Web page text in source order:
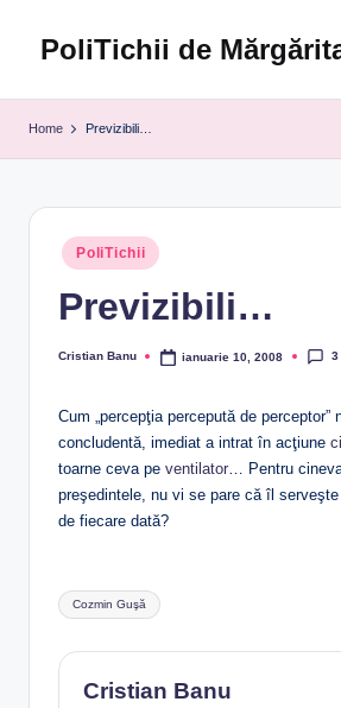
PoliTichii de
Home Previzibili…
Posted
in
PoliTichii
Previzibili…
Posted
Cristian Banu ianuarie 10, 2008 3
Cum „percepţia percepută de perceptor”
concludentă, imediat a intrat în acţiune
toarne ceva pe ventilator… Pentru
preşedintele, nu vi se pare că îl
de fiecare dată?
Tags:
Cozmin Guşă
Cristian Banu